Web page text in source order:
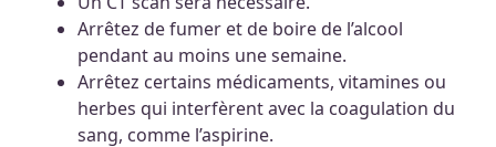
Arrêtez de fumer et de boire de l’alcool
pendant au moins une semaine.
Arrêtez certains médicaments, vitamines ou
herbes qui interfèrent avec la coagulation du
sang, comme l’aspirine.